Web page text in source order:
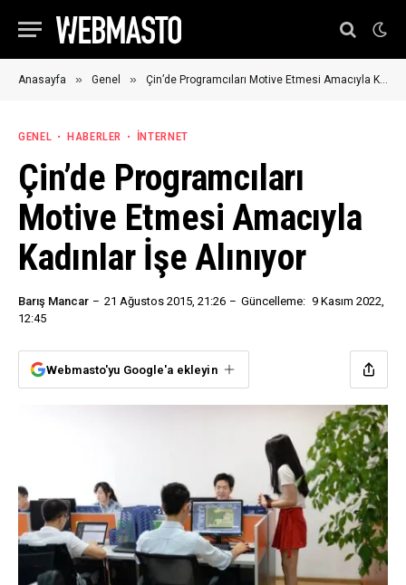
Anasayfa » Genel » Çin’de Programcıları Motive Etmesi Amacıyla Kadınlar İşe Alınıyor
GENEL HABERLER İNTERNET
Çin’de Programcıları
Motive Etmesi Amacıyla
Kadınlar İşe Alınıyor
Barış Mancar 21 Ağustos 2015, 21:26 Güncelleme: 9 Kasım 2022,
12:45
Webmasto'yu Google'a ekleyin